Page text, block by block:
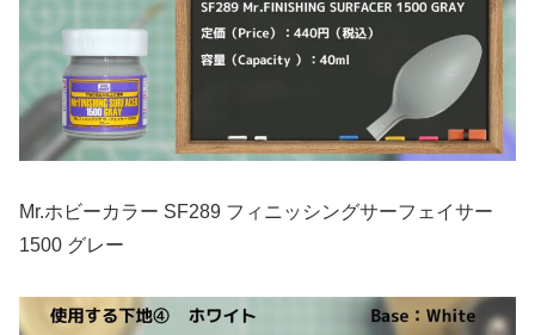
Mr.ホビーカラー SF289 フィニッシングサーフェイサー
1500 グレー